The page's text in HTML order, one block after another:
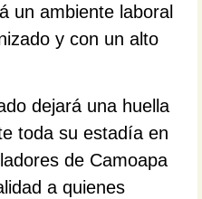
un ambiente laboral
y con un alto
dejará una huella
toda su estadía en
de Camoapa
a quienes